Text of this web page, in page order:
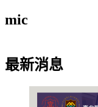
mic
最新消息